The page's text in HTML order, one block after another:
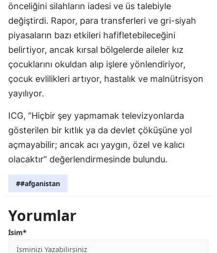
önceliğini silahların iadesi ve üs talebiyle
değiştirdi. Rapor, para transferleri ve gri-siyah
piyasaların bazı etkileri hafifletebileceğini
belirtiyor, ancak kırsal bölgelerde aileler kız
çocuklarını okuldan alıp işlere yönlendiriyor,
çocuk evlilikleri artıyor, hastalık ve malnütrisyon
yayılıyor.
ICG, “Hiçbir şey yapmamak televizyonlarda
gösterilen bir kıtlık ya da devlet çöküşüne yol
açmayabilir; ancak acı yaygın, özel ve kalıcı
olacaktır” değerlendirmesinde bulundu.
##afganistan
Yorumlar
İsim*